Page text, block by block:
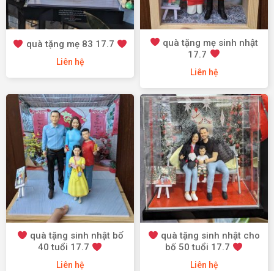
quà tặng mẹ 83 17.7
Liên hệ
quà tặng mẹ sinh nhật
17.7
Liên hệ
quà tặng sinh nhật bố
40 tuổi 17.7
Liên hệ
quà tặng sinh nhật cho
bố 50 tuổi 17.7
Liên hệ